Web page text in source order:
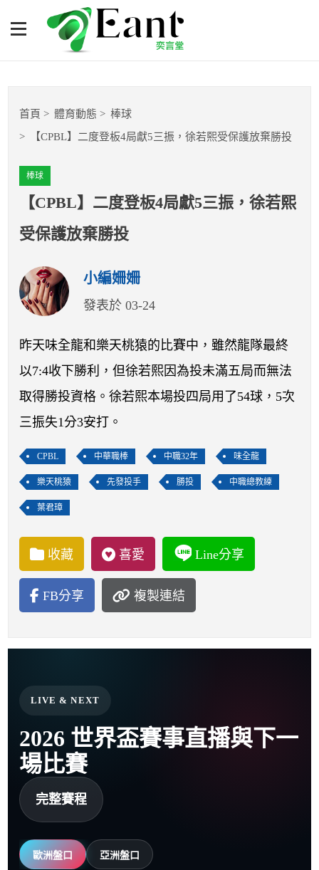
【CPBL】二度登板4局獻5
三振，徐若熙受保護放棄勝
籃球
球隊數據
運彩報報
明星分析師
開賽列表
首頁 體育動態 棒球
【CPBL】二度登板4局獻5三振，徐若熙受保護放棄勝投
棒球
【CPBL】二度登板4局獻5三振，徐若熙
受保護放棄勝投
小編姍姍
發表於 03-24
昨天味全龍和樂天桃猿的比賽中，雖然龍隊最終
以7:4收下勝利，但徐若熙因為投未滿五局而無法
取得勝投資格。徐若熙本場投四局用了54球，5次
三振失1分3安打。
CPBL 中華職棒 中職32年 味全龍
樂天桃猿 先發投手 勝投 中職總教練
葉君璋
收藏 喜愛 Line分享
FB分享 複製連結
LIVE & NEXT
2026 世界盃賽事直播與下一
場比賽
完整賽程
歐洲盤口 亞洲盤口